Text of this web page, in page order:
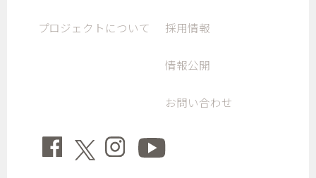
プロジェクトについて 採用情報
情報公開
お問い合わせ